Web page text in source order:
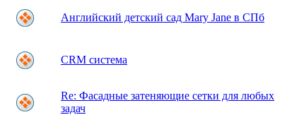
Английский детский сад Mary Jane в СПб
CRM система
Re: Фасадные затеняющие сетки для любых
задач